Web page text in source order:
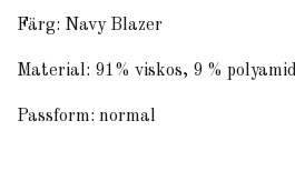
Färg: Navy Blazer
Material: 91% viskos, 9 %
Passform: normal